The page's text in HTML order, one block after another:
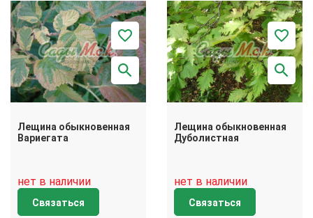
Лещина обыкновенная
Вариегата
нет в наличии
Связаться
Лещина обыкновенная
Дуболистная
нет в наличии
Связаться